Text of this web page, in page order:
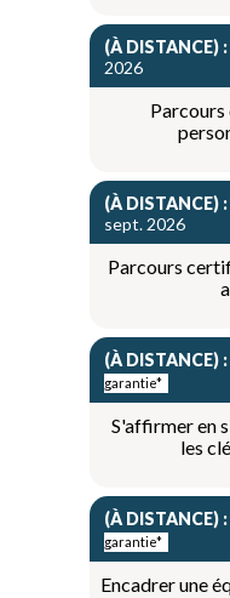
(À DISTANCE) :
2026
(À DISTANCE) :
sept. 2026
Parcours
(À DISTANCE) :
garantie*
S'affirmer en
les
(À DISTANCE) :
garantie*
Encadrer une